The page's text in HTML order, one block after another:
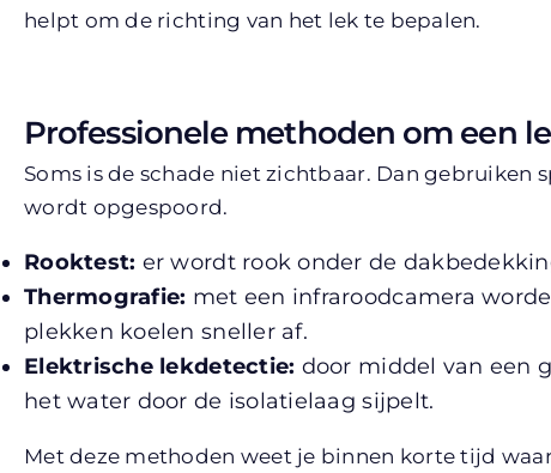
helpt om de richting van het lek te bepalen.
Professionele methoden om een
Soms is de schade niet zichtbaar. Dan gebruiken
wordt opgespoord.
Rooktest: er wordt rook onder de
Thermografie: met een infraroodcamera
plekken koelen sneller af.
Elektrische lekdetectie: door middel van een
het water door de isolatielaag sijpelt.
Met deze methoden weet je binnen korte tijd